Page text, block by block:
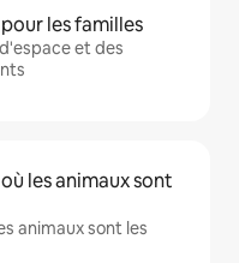
les familles
et des
les animaux sont
animaux sont les